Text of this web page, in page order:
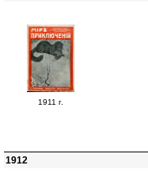
1911 г.
1912